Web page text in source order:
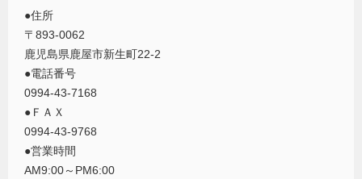
●住所
〒893-0062
鹿児島県鹿屋市新生町22-2
●電話番号
0994-43-7168
●ＦＡＸ
0994-43-9768
●営業時間
AM9:00～PM6:00